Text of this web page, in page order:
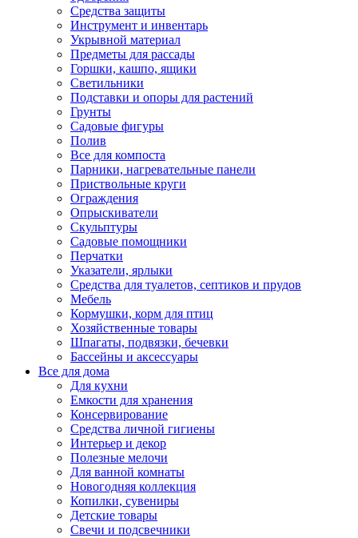
Средства защиты
Инструмент и инвентарь
Укрывной материал
Предметы для рассады
Горшки, кашпо, ящики
Светильники
Подставки и опоры для растений
Грунты
Садовые фигуры
Полив
Все для компоста
Парники, нагревательные панели
Приствольные круги
Ограждения
Опрыскиватели
Скульптуры
Садовые помощники
Перчатки
Указатели, ярлыки
Средства для туалетов, септиков и прудов
Мебель
Кормушки, корм для птиц
Хозяйственные товары
Шпагаты, подвязки, бечевки
Бассейны и аксессуары
Все для дома
Для кухни
Емкости для хранения
Консервирование
Средства личной гигиены
Интерьер и декор
Полезные мелочи
Для ванной комнаты
Новогодняя коллекция
Копилки, сувениры
Детские товары
Свечи и подсвечники